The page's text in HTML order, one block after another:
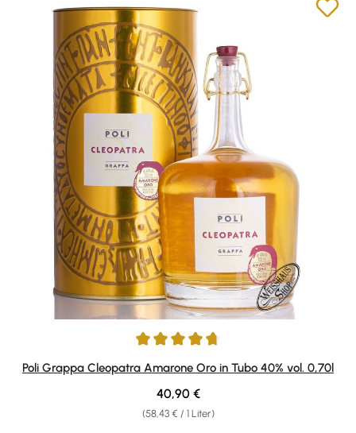
Durchschnittliche Bewertung von 4.86 von 5 Sternen
Poli Grappa Cleopatra Amarone Oro in Tubo 40% vol. 0,70l
(58,43 € / 1 Liter)
Regulärer Preis:
40,90 €